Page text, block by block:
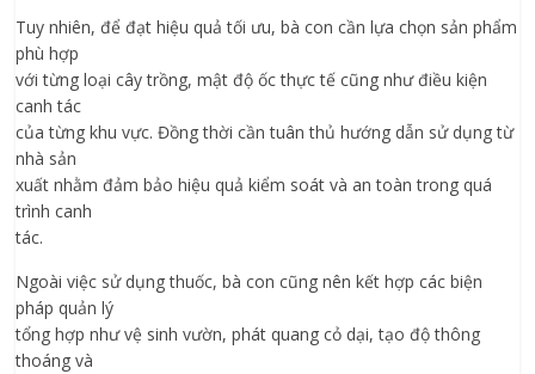
Tuy nhiên, để đạt hiệu quả tối ưu, bà con cần lựa chọn sản phẩm
phù hợp
với từng loại cây trồng, mật độ ốc thực tế cũng như điều kiện
canh tác
của từng khu vực. Đồng thời cần tuân thủ hướng dẫn sử dụng từ
nhà sản
xuất nhằm đảm bảo hiệu quả kiểm soát và an toàn trong quá
trình canh
tác.
Ngoài việc sử dụng thuốc, bà con cũng nên kết hợp các biện
pháp quản lý
tổng hợp như vệ sinh vườn, phát quang cỏ dại, tạo độ thông
thoáng và